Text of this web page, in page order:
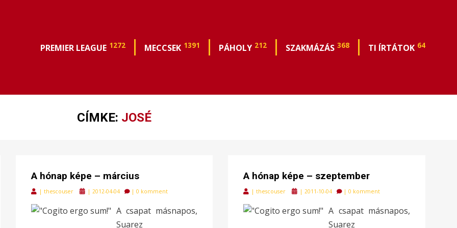
PREMIER LEAGUE 1272 MECCSEK 1391 PÁHOLY 212 SZAKMÁZÁS 368 TI ÍRTÁTOK 64
CÍMKE: JOSÉ
A hónap képe – március
| thescouser
Posted
| 2012-04-04 | 0 komment
A csapat másnapos,
Suarez
A hónap képe – szeptember
|thescouser
Posted
|2011-10-04 |0 komment
A csapat másnapos,
Suarez